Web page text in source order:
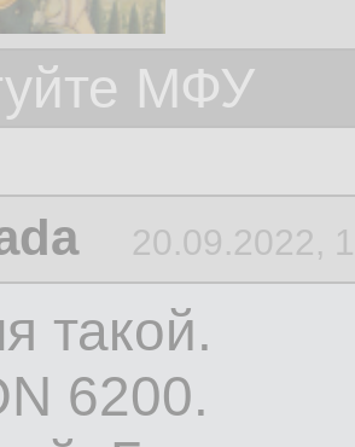
МФУ
20.09.2022,
такой.
6200.